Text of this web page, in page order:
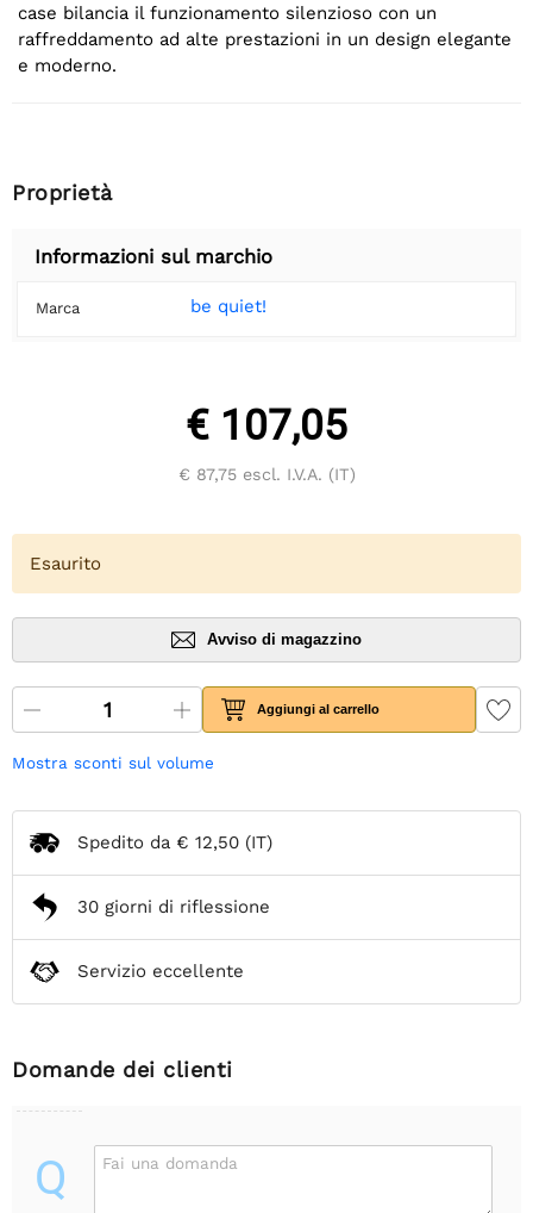
case bilancia il funzionamento silenzioso con un
raffreddamento ad alte prestazioni in un design elegante
e moderno.
Proprietà
Informazioni sul marchio
Marca be quiet!
€ 107,05
€ 87,75escl. I.V.A. (IT)
Esaurito
Avviso di magazzino
Aggiungi al carrello
Mostra sconti sul volume
Spedito da € 12,50 (IT)
30 giorni di riflessione
Servizio eccellente
Domande dei clienti
Q Fai una domanda